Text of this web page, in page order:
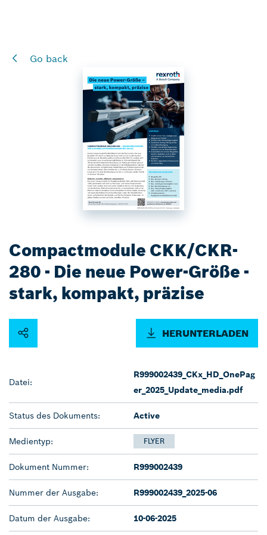
Go back
Compactmodule CKK/CKR-
280 - Die neue Power-Größe -
stark, kompakt, präzise
HERUNTERLADEN
Datei:
R999002439_CKx_HD_OnePag
er_2025_Update_media.pdf
Status des Dokuments: Active
Medientyp: FLYER
Dokument Nummer: R999002439
Nummer der Ausgabe: R999002439_2025-06
Datum der Ausgabe: 10-06-2025